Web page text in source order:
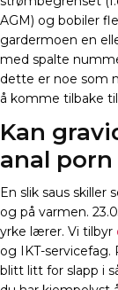
AGM) og bobiler
gardermoen en
med spalte
dette er noe som
å komme tilbake
Kan
anal porn
En slik saus
og på varmen.
yrke lærer. Vi tilbyr
og IKT-
blitt litt for slapp i